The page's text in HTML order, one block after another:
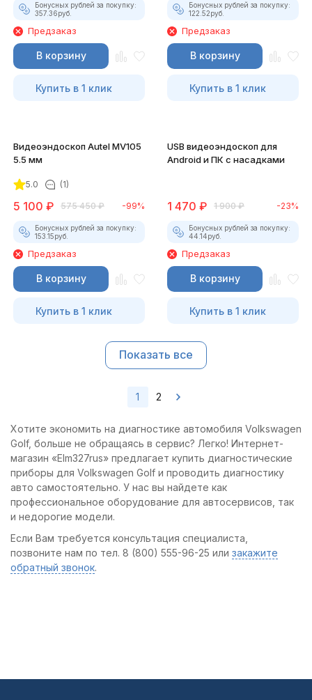
Бонусных рублей за покупку:
357.36руб.
Предзаказ
В корзину
Купить в 1 клик
Бонусных рублей за покупку:
122.52руб.
Предзаказ
В корзину
Купить в 1 клик
Видеоэндоскоп Autel MV105
5.5 мм
5.0 (1)
5 100 ₽ 575 450 ₽ -99%
Бонусных рублей за покупку:
153.15руб.
Предзаказ
В корзину
Купить в 1 клик
USB видеоэндоскоп для
Android и ПК с насадками
1 470 ₽ 1 900 ₽ -23%
Бонусных рублей за покупку:
44.14руб.
Предзаказ
В корзину
Купить в 1 клик
Показать все
1 2
Хотите экономить на диагностике автомобиля Volkswagen
Golf, больше не обращаясь в сервис? Легко! Интернет-
магазин «Elm327rus» предлагает купить диагностические
приборы для Volkswagen Golf и проводить диагностику
авто самостоятельно. У нас вы найдете как
профессиональное оборудование для автосервисов, так
и недорогие модели.
Если Вам требуется консультация специалиста,
позвоните нам по тел. 8 (800) 555-96-25 или закажите
обратный звонок.